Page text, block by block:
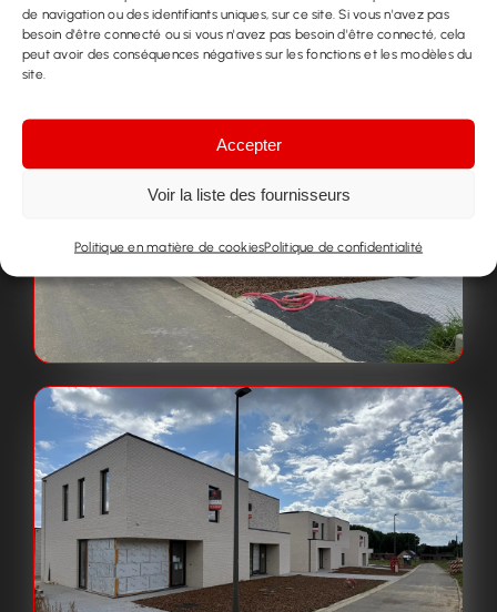
de navigation ou des identifiants uniques, sur ce site. Si vous n'avez pas
besoin d'être connecté ou si vous n'avez pas besoin d'être connecté, cela
peut avoir des conséquences négatives sur les fonctions et les modèles du
site.
Accepter
Voir la liste des fournisseurs
Politique en matière de cookiesPolitique de confidentialité